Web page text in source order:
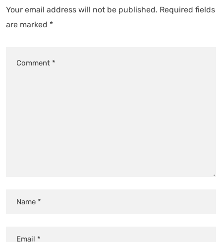
Your email address will not be published. Required fields
are marked *